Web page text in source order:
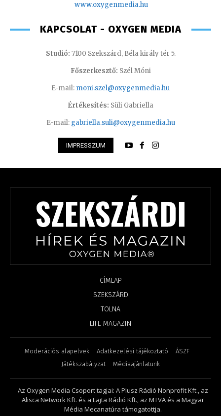
www.oxygenmedia.hu
KAPCSOLAT - OXYGEN MEDIA
Studió: 7100 Szekszárd, Béla király tér 5.
Főszerkesztő: Szél Móni
E-mail: moni.szel@oxygenmedia.hu
Értékesítés: Süli Gabriella
E-mail: gabriella.suli@oxygenmedia.hu
IMPRESSZUM
CÍMLAP
SZEKSZÁRD
TOLNA
LIFE MAGAZIN
Moderációs alapelvek Adatkezelési tájékoztató
ÁSZF
Játékszabályzat
Médiaajánlatunk
Az Oxygen Media Csoport tagjai: A Plusz Rádió Nonprofit Kft., az
Alisca Network Kft. és a Lajta Rádió Kft., az MTVA és a Magyar
Média Mecanatúra támogatottja.